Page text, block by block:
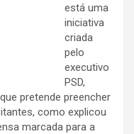
está uma
iniciativa
criada
pelo
executivo
PSD,
pretende preencher
como explicou
marcada para a